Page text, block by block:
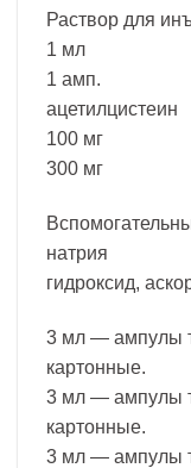
Раствор для
1 мл
1 амп.
ацетилцистеин
100 мг
300 мг
натрия
гидроксид,
3 мл — ампулы
картонные.
3 мл — ампулы
картонные.
3 мл — ампулы